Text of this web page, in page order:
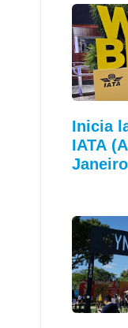
Inicia
IATA
Janeiro